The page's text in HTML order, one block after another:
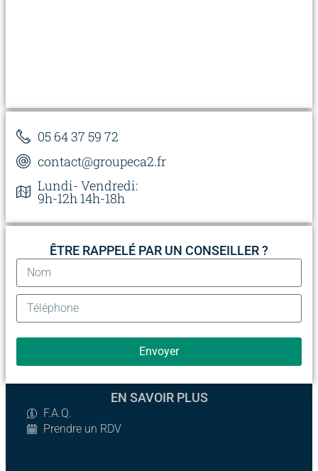
05 64 37 59 72
contact@groupeca2.fr
Lundi- Vendredi:
9h-12h 14h-18h
ÊTRE RAPPELÉ PAR UN CONSEILLER ?
Envoyer
EN SAVOIR PLUS
F.A.Q.
Prendre un RDV